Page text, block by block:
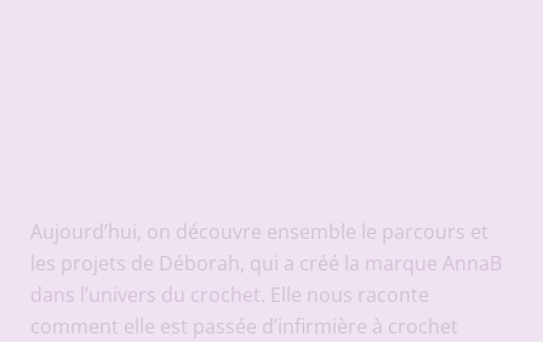
Aujourd’hui, on découvre ensemble le parcours et
les projets de Déborah, qui a créé la marque AnnaB
dans l’univers du crochet. Elle nous raconte
comment elle est passée d’infirmière à crochet